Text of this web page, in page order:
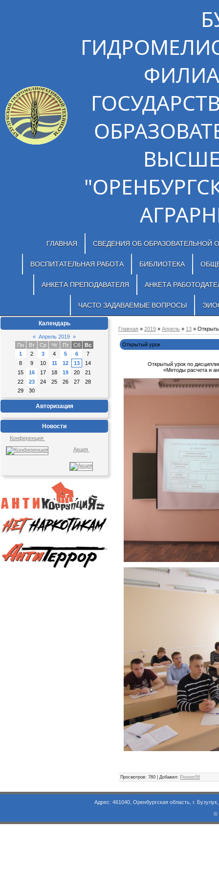
ГЛАВНАЯ СВЕДЕНИЯ ОБ ОБРАЗОВАТЕЛЬНОЙ
ВОСПИТАТЕЛЬНАЯ РАБОТА БИБЛИОТЕКА
АНКЕТА ПРЕПОДАВАТЕЛЯ АНКЕТА
ЧАСТО ЗАДАВАЕМЫЕ ВОПРОСЫ
Календарь
« Апрель 2019 »
Пн
Вт Ср Чт Пт Сб
Вс
1
2 3 4 5 6
7
8
9 10 11 12 13
14
15
16 17 18 19 20
21
22
23 24 25 26 27
28
29
30
Авторизация
Новости
Конференция
Акция
Главная » 2019 » Апрель » 13 »
Открытый урок
Открытый урок по
«Методы расчета и
Просмотров: 760 | Добавил: Pioneer56
Адрес: 461040, Оренбургская область, г. Бузулук, ул.
©